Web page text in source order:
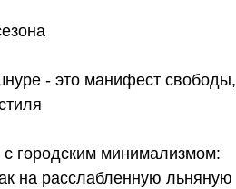
- это манифест свободы,
городским минимализмом:
на расслабленную льняную